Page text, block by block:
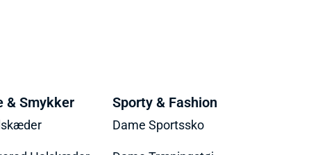
& Smykker Sporty & Fashion
Dame Sportssko